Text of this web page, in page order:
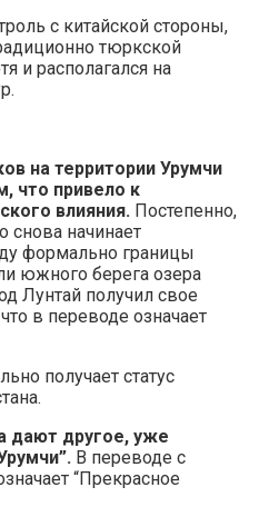
с китайской стороны,
тюркской
и располагался на
на территории Урумчи
что привело к
влияния. Постепенно,
снова начинает
формально границы
южного берега озера
Лунтай получил свое
в переводе означает
получает статус
дают другое, уже
В переводе с
“Прекрасное